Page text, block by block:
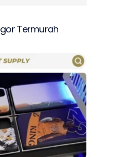
Termurah